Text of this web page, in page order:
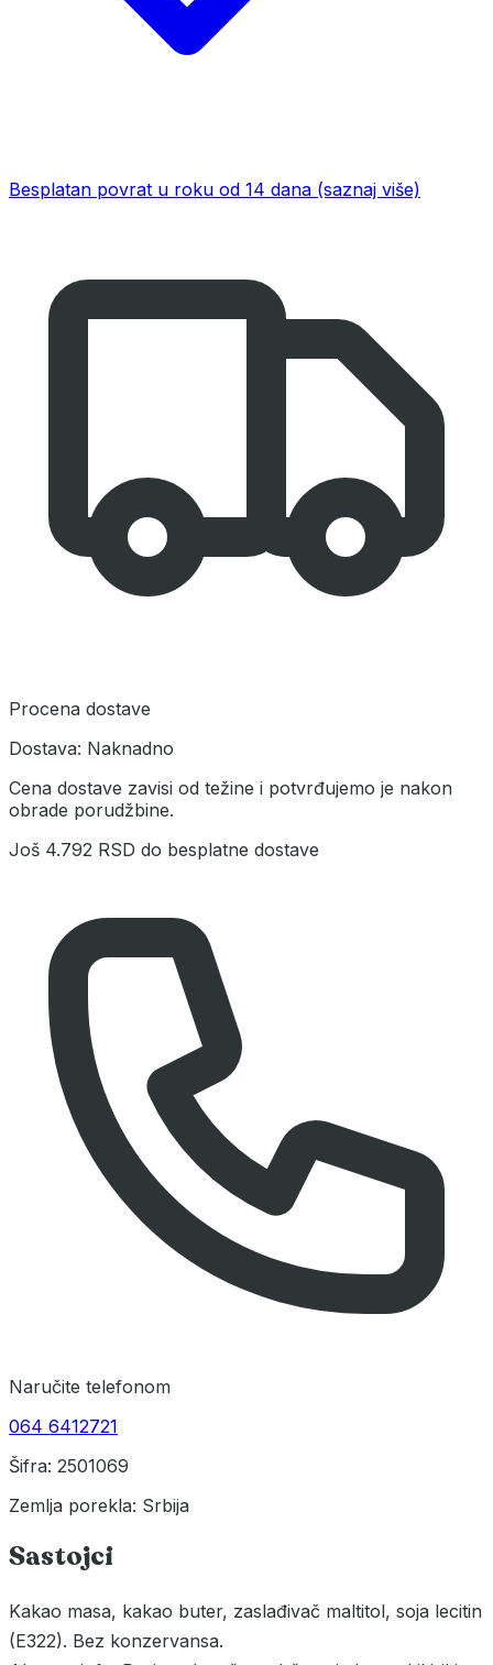
Besplatan povrat u roku od 14 dana (saznaj više)
Procena dostave
Dostava: Naknadno
Cena dostave zavisi od težine i potvrđujemo je nakon
obrade porudžbine.
Još 4.792 RSD do besplatne dostave
Naručite telefonom
064 6412721
Šifra: 2501069
Zemlja porekla: Srbija
Sastojci
Kakao masa, kakao buter, zaslađivač maltitol, soja lecitin
(E322). Bez konzervansa.